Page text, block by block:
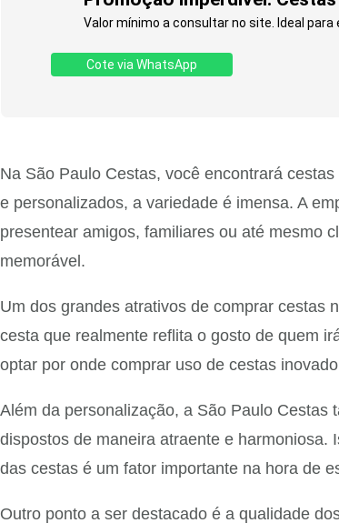
Valor mínimo a consultar no site. Ideal
Cote via WhatsApp
Na São Paulo Cestas, você encontrará
e personalizados, a variedade é imensa. A
presentear amigos, familiares ou até mesmo
memorável.
Um dos grandes atrativos de comprar cestas
cesta que realmente reflita o gosto de quem
optar por onde comprar uso de cestas
Além da personalização, a São Paulo
dispostos de maneira atraente e harmoniosa.
das cestas é um fator importante na hora de
Outro ponto a ser destacado é a qualidade